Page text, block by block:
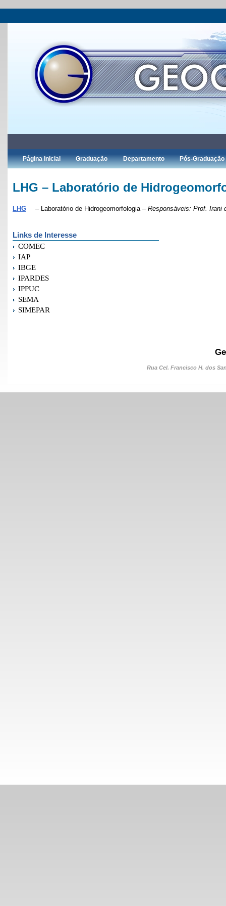
Página Inicial Graduação Departamento Pós-Graduação
LHG – Laboratório de
LHG – Laboratório de Hidrogeomorfologia – Responsáveis: Prof. Irani
Links de Interesse
COMEC
IAP
IBGE
IPARDES
IPPUC
SEMA
SIMEPAR
Rua Cel. Francisco H. dos